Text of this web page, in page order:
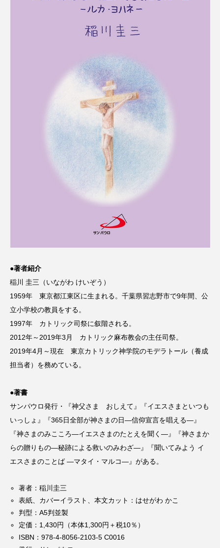
●著者紹介
稲川 圭三（いながわ けいぞう）
1959年 東京都江東区に生まれる。千葉県習志野市で9年間、公
立小学校の教員をする。
1997年 カトリック司祭に叙階される。
2012年～2019年3月 カトリック麻布教会の主任司祭。
2019年4月～現在 東京カトリック神学院のモデラトール（養成
担当者）を務めている。
●著書
サンパウロ発行・『神父さま おしえて』『イエスさまといつも
いっしょ』『365日全部が神さまの日―信仰宣言を唱える―』
『神さまのみこころ―イエスさまのたとえを聞く―』『神さまか
らの贈りもの―秘跡による救いのみわざ―』『聞いてみよう イ
エスさまのことば ―マタイ・マルコ―』がある。
著者：稲川圭三
表紙、カバーイラスト、本文カット：はせがわ かこ
判型：A5判並製
定価：1,430円（本体1,300円＋税10％）
ISBN：978-4-8056-2103-5 C0016